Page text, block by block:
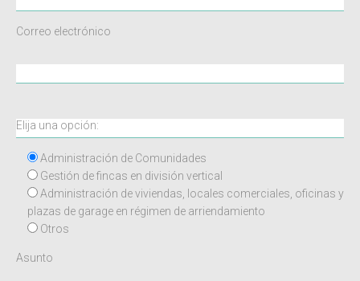
Correo electrónico
Administración de Comunidades
Gestión de fincas en división vertical
Administración de viviendas, locales comerciales, oficinas y
plazas de garage en régimen de arriendamiento
Otros
Asunto